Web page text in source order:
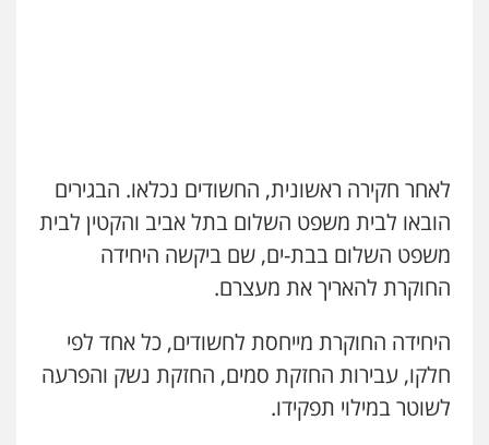
0522763105
עו"ד שלומי שרון
פלילי צבאי מעצרים וחקירות
עו"ד אלון קריטי
פלילי כלכלי
לאחר חקירה ראשונית, החשודים נכלאו. הבגירים
הובאו לבית משפט השלום בתל אביב והקטין לבית
משפט השלום בבת-ים, שם ביקשה היחידה
החוקרת להאריך את מעצרם.
היחידה החוקרת מייחסת לחשודים, כל אחד לפי
חלקו, עבירות החזקת סמים, החזקת נשק והפרעה
לשוטר במילוי תפקידו.